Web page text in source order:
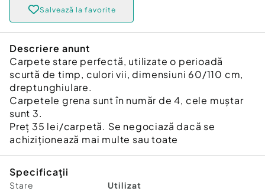
Salvează la favorite
Descriere anunt
Carpete stare perfectă, utilizate o perioadă
scurtă de timp, culori vii, dimensiuni 60/110 cm,
dreptunghiulare.
Carpetele grena sunt în număr de 4, cele muștar
sunt 3.
Preț 35 lei/carpetă. Se negociază dacă se
achiziționează mai multe sau toate
Specificații
Stare Utilizat